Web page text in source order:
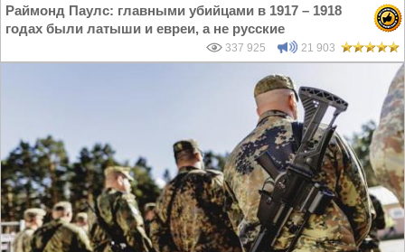
Раймонд Паулс: главными убийцами в 1917 – 1918
годах были латыши и евреи, а не русские
337 925 21 903